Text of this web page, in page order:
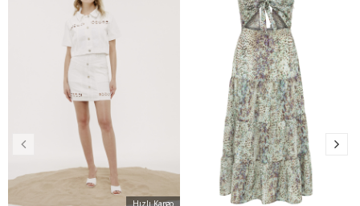
Hızlı Kargo